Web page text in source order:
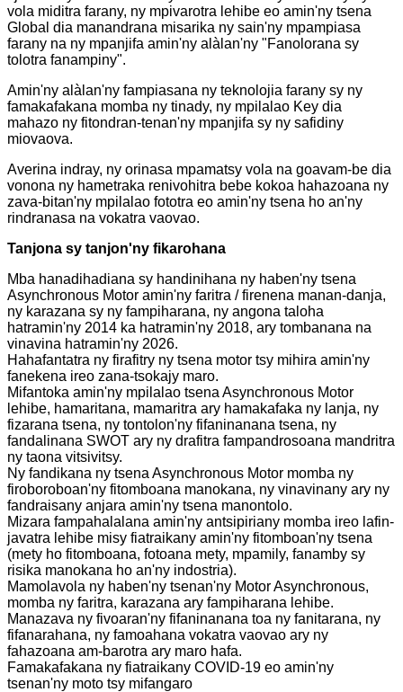
vola miditra farany, ny mpivarotra lehibe eo amin'ny tsena
Global dia manandrana misarika ny sain'ny mpampiasa
farany na ny mpanjifa amin'ny alàlan'ny "Fanolorana sy
tolotra fanampiny".
Amin'ny alàlan'ny fampiasana ny teknolojia farany sy ny
famakafakana momba ny tinady, ny mpilalao Key dia
mahazo ny fitondran-tenan'ny mpanjifa sy ny safidiny
miovaova.
Averina indray, ny orinasa mpamatsy vola na goavam-be dia
vonona ny hametraka renivohitra bebe kokoa hahazoana ny
zava-bitan'ny mpilalao fototra eo amin'ny tsena ho an'ny
rindranasa na vokatra vaovao.
Tanjona sy tanjon'ny fikarohana
Mba hanadihadiana sy handinihana ny haben'ny tsena
Asynchronous Motor amin'ny faritra / firenena manan-danja,
ny karazana sy ny fampiharana, ny angona taloha
hatramin'ny 2014 ka hatramin'ny 2018, ary tombanana na
vinavina hatramin'ny 2026.
Hahafantatra ny firafitry ny tsena motor tsy mihira amin'ny
fanekena ireo zana-tsokajy maro.
Mifantoka amin'ny mpilalao tsena Asynchronous Motor
lehibe, hamaritana, mamaritra ary hamakafaka ny lanja, ny
fizarana tsena, ny tontolon'ny fifaninanana tsena, ny
fandalinana SWOT ary ny drafitra fampandrosoana mandritra
ny taona vitsivitsy.
Ny fandikana ny tsena Asynchronous Motor momba ny
firoboroboan'ny fitomboana manokana, ny vinavinany ary ny
fandraisany anjara amin'ny tsena manontolo.
Mizara fampahalalana amin'ny antsipiriany momba ireo lafin-
javatra lehibe misy fiatraikany amin'ny fitomboan'ny tsena
(mety ho fitomboana, fotoana mety, mpamily, fanamby sy
risika manokana ho an'ny indostria).
Mamolavola ny haben'ny tsenan'ny Motor Asynchronous,
momba ny faritra, karazana ary fampiharana lehibe.
Manazava ny fivoaran'ny fifaninanana toa ny fanitarana, ny
fifanarahana, ny famoahana vokatra vaovao ary ny
fahazoana am-barotra ary maro hafa.
Famakafakana ny fiatraikany COVID-19 eo amin'ny
tsenan'ny moto tsy mifangaro